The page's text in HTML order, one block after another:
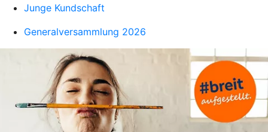
Junge Kundschaft
Generalversammlung 2026